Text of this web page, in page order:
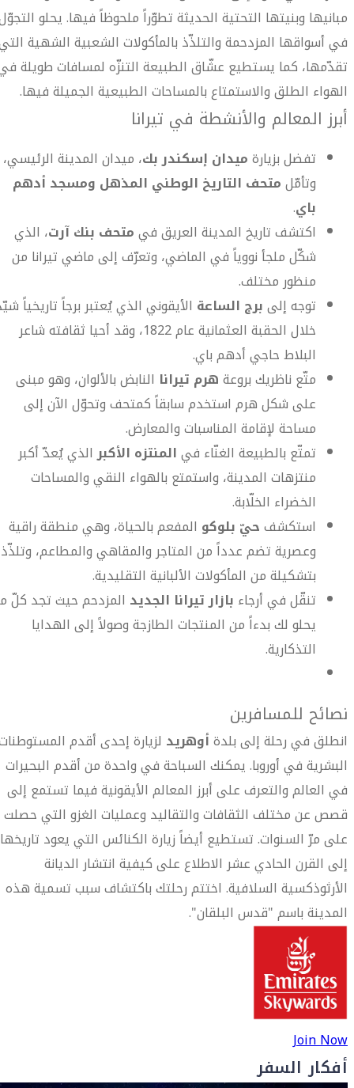
مبانيها وبنيتها التحتية الحديثة تطوّراً ملحوظاً فيها. يحلو
في أسواقها المزدحمة والتلذّذ بالمأكولات الشعبية الشهية
تقدّمها، كما يستطيع عشّاق الطبيعة التنزّه لمسافات طويلة
الهواء الطلق والاستمتاع بالمساحات الطبيعية الجميلة فيها.
أبرز المعالم والأنشطة في تيرانا
تفضل بزيارةميدان إسكندر بك، ميدان المدينة الرئيسي،
وتأمّلمتحف التاريخ الوطني المذهل ومسجد أدهم
باي.
اكتشف تاريخ المدينة العريق فيمتحف بنك آرت، الذي
شكّل ملجأ نووياً في الماضي، وتعرّف إلى ماضي تيرانا من
منظور مختلف.
توجه إلىبرج الساعة الأيقوني الذي يُعتبر برجاً تاريخياً
خلال الحقبة العثمانية عام 1822، وقد أحيا ثقافته شاعر
البلاط حاجي أدهم باي.
متّع ناظريك بروعةهرم تيرانا النابض بالألوان، وهو مبنى
على شكل هرم استخدم سابقاً كمتحف وتحوّل الآن إلى
مساحة لإقامة المناسبات والمعارض.
تمتّع بالطبيعة الغنّاء فيالمنتزه الأكبرالذي يُعدّ أكبر
منتزهات المدينة، واستمتع بالهواء النقي والمساحات
الخضراء الخلّابة.
استكشفحيّ بلوكو المفعم بالحياة، وهي منطقة راقية
وعصرية تضم عدداً من المتاجر والمقاهي والمطاعم، وتلذّذ
بتشكيلة من المأكولات الألبانية التقليدية.
تنقّل في أرجاء بازار تيرانا الجديد المزدحم حيث تجد كلّ
يحلو لك بدءاً من المنتجات الطازجة وصولاً إلى الهدايا
التذكارية.
نصائح للمسافرين
انطلق في رحلة إلى بلدةأوهريد لزيارة إحدى أقدم
البشرية في أوروبا. يمكنك السباحة في واحدة من أقدم البحيرات
في العالم والتعرف على أبرز المعالم الأيقونية فيما تستمع إلى
قصص عن مختلف الثقافات والتقاليد وعمليات الغزو التي حصلت
على مرّ السنوات. تستطيع أيضاً زيارة الكنائس التي يعود تاريخها
إلى القرن الحادي عشر الاطلاع على كيفية انتشار الديانة
الأرثوذكسية السلافية. اختتم رحلتك باكتشاف سبب تسمية هذه
المدينة باسم "قدس البلقان".
Join Now
أفكار السفر